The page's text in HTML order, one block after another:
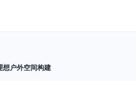
想户外空间构建